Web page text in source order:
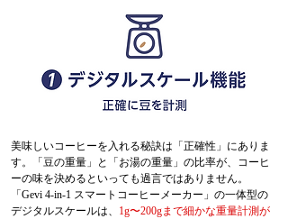
美味しいコーヒーを入れる秘訣は「正確性」にありま
す。「豆の重量」と「お湯の重量」の比率が、コーヒ
ーの味を決めるといっても過言ではありません。
「Gevi 4-in-1 スマートコーヒーメーカー」の一体型の
デジタルスケールは、 1g〜200gまで細かな重量計測が